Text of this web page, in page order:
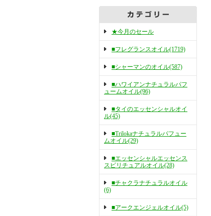
★今月のセール
■フレグランスオイル(1719)
■シャーマンのオイル(587)
■ハワイアンナチュラルパフ
ュームオイル(96)
■タイのエッセンシャルオイ
ル(45)
■Trilokaナチュラルパフュー
ムオイル(29)
■エッセンシャルエッセンス
スピリチュアルオイル(28)
■チャクラナチュラルオイル
(6)
■アークエンジェルオイル(5)